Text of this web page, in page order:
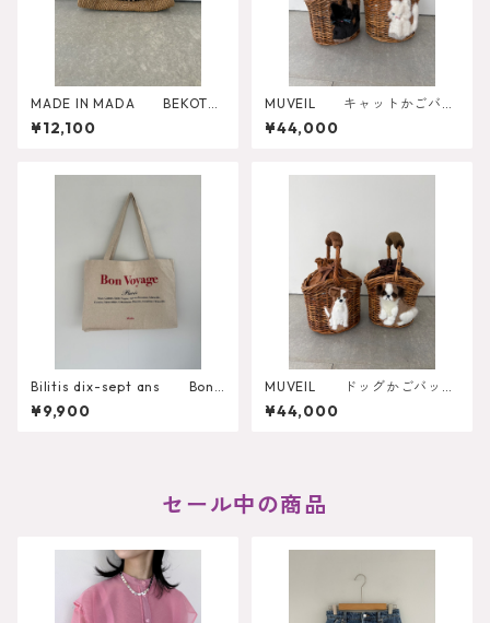
MADE IN MADA BEKOTO
CLUTCH
¥12,100
MUVEIL キャットかごバッ
グ MA262EBG005
¥44,000
Bilitis dix-sept ans Bon
Voyage Tote Misc-1378
¥9,900
MUVEIL ドッグかごバッ
グ MA262EBG004
¥44,000
セール中の商品